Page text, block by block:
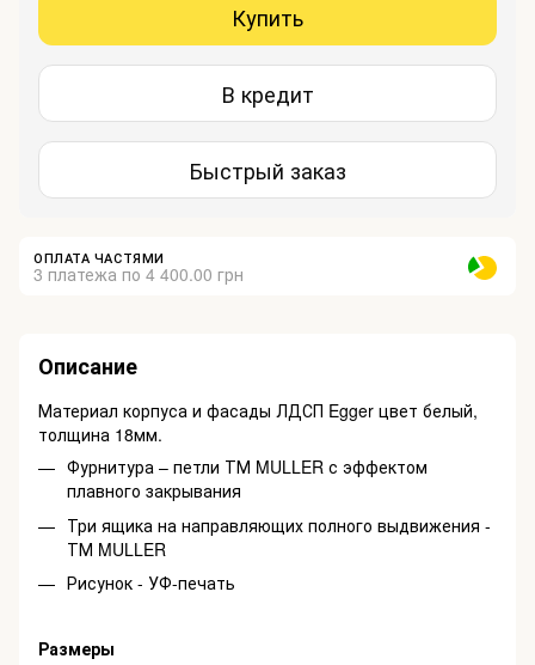
Купить
В кредит
Быстрый заказ
ОПЛАТА ЧАСТЯМИ
3 платежа по 4 400.00 грн
Описание
Материал корпуса и фасады ЛДСП Egger цвет белый,
толщина 18мм.
Фурнитура – ​​петли ТМ MULLER с эффектом
плавного закрывания
Три ящика на направляющих полного выдвижения -
ТМ MULLER
Рисунок - УФ-печать
Размеры